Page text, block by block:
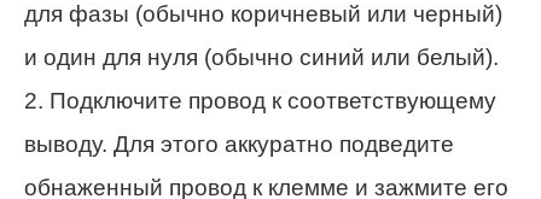
для фазы (обычно коричневый или черный)
и один для нуля (обычно синий или белый).
2. Подключите провод к соответствующему
выводу. Для этого аккуратно подведите
обнаженный провод к клемме и зажмите его